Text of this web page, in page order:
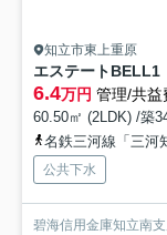
知立市東上重原
6.4万円 管理/共益
60.50㎡ (2LDK) /築
名鉄三河線「三河
公共下水
碧海信用金庫知立南